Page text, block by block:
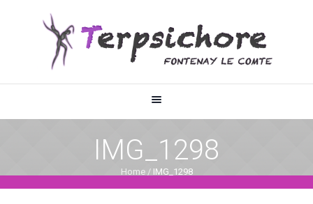
IMG_1298
Home / IMG_1298